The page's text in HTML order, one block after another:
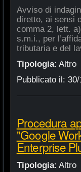
Avviso di
diretto, ai sensi
comma 2, lett.
s.m.i., per
tributaria e del
Tipologia: Altro
Pubblicato il:
Procedura
"Google
Enterprise
Tipologia: Altro